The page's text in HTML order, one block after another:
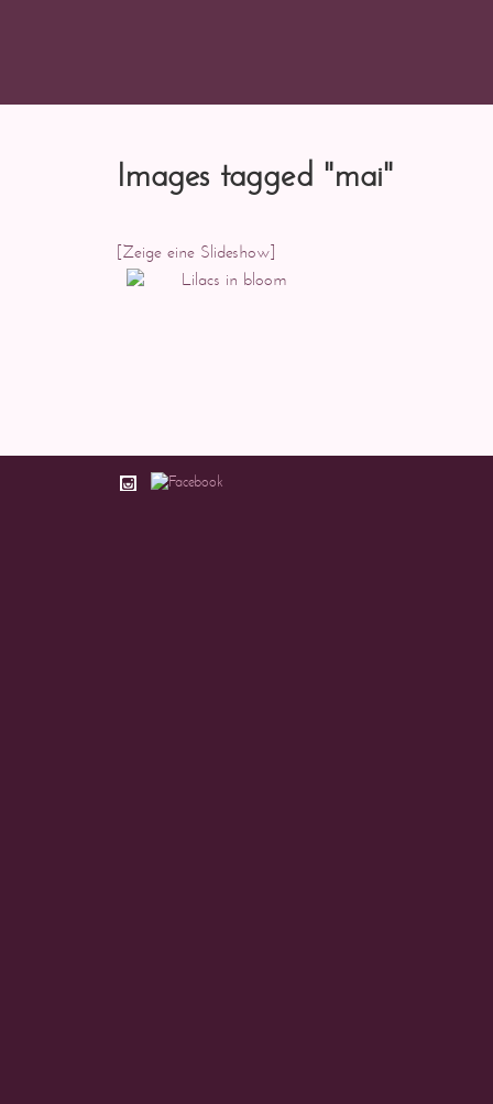
Images tagged "mai"
[Zeige eine Slideshow]